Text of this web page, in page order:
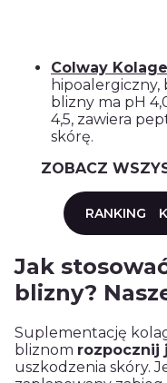
Colway
blizny ma pH
4,5, zawiera
skórę.
ZOBACZ
RANKING
Jak
blizny?
Suplementację
bliznom rozpocznij
uszkodzenia skóry.